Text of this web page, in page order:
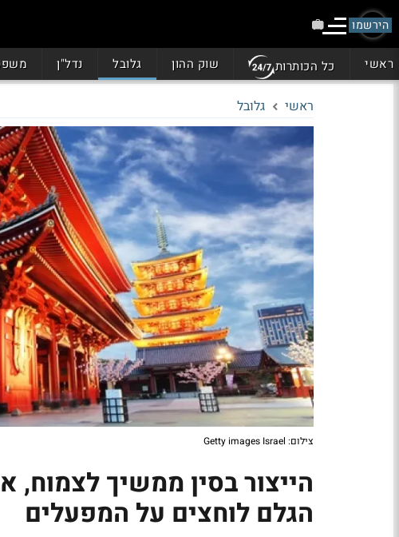
הירשמו
ראשי כל הכותרות שוק ההון גלובל נדל"ן
ראשי גלובל
צילום: Getty images Israel
הייצור בסין ממשיך לצמוח,
הגלם לוחצים על המפעלים